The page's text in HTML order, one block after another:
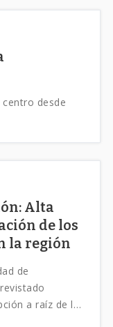
desde
Alta
de los
la región
de
a raíz de los